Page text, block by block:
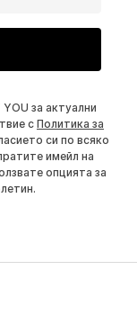
за актуални
с Политика за
си по всяко
имейл на
опцията за